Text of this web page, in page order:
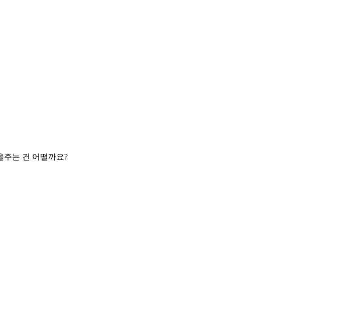
주는 건 어떨까요?